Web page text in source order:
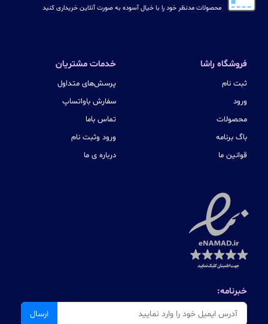
محصولات مدنظر خود را با خیال آسوده به صورت آنلاین خریداری کنید
فروشگاه راشا
ثبت نام
ورود
محصولات
باگ برنامه
قوانین ما
خدمات مشتریان
پرسش‌های متداول
سفارش باواتساپ
تماس باما
ورود وثبت نام
درباره ی ما
خبرنامه:
ارسال